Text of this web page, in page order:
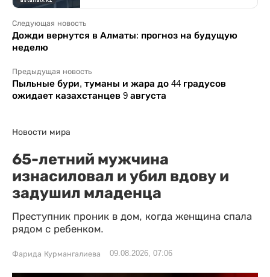
Следующая новость
Дожди вернутся в Алматы: прогноз на будущую
неделю
Предыдущая новость
Пыльные бури, туманы и жара до 44 градусов
ожидает казахстанцев 9 августа
Новости мира
65-летний мужчина
изнасиловал и убил вдову и
задушил младенца
Преступник проник в дом, когда женщина спала
рядом с ребенком.
Фарида Курмангалиева 09.08.2026, 07:06